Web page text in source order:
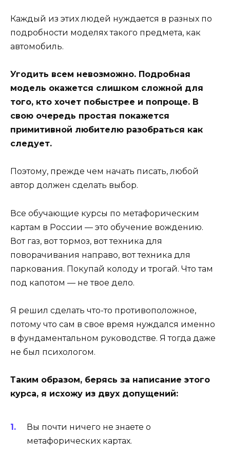
Каждый из этих людей нуждается в разных по
подробности моделях такого предмета, как
автомобиль.
Угодить всем невозможно. Подробная
модель окажется слишком сложной для
того, кто хочет побыстрее и попроще. В
свою очередь простая покажется
примитивной любителю разобраться как
следует.
Поэтому, прежде чем начать писать, любой
автор должен сделать выбор.
Все обучающие курсы по метафорическим
картам в России — это обучение вождению.
Вот газ, вот тормоз, вот техника для
поворачивания направо, вот техника для
паркования. Покупай колоду и трогай. Что там
под капотом — не твое дело.
Я решил сделать что-то противоположное,
потому что сам в свое время нуждался именно
в фундаментальном руководстве. Я тогда даже
не был психологом.
Таким образом, берясь за написание этого
курса, я исхожу из двух допущений:
Вы почти ничего не знаете о
метафорических картах.